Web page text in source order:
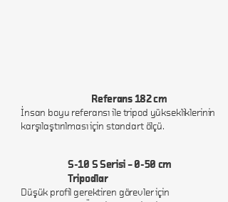
3m
150 cm
Referans 182 cm
​​İnsan boyu referansı ile tripod yüksekliklerinin
karşılaştırılması için standart ölçü.
S-10 S Serisi – 0-50 cm
Tripodlar
Düşük profil gerektiren görevler için